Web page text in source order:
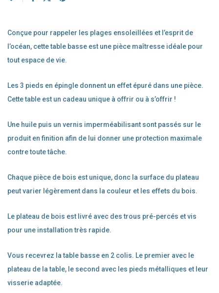
Conçue pour rappeler les plages ensoleillées et l’esprit de
l’océan, cette table basse est une pièce maîtresse idéale pour
tout espace de vie.
Les 3 pieds en épingle donnent un effet épuré dans une pièce.
Cette table est un cadeau unique à offrir ou à s’offrir !
Une huile puis un vernis imperméabilisant sont passés sur le
produit en finition afin de lui donner une protection maximale
contre toute tâche.
Chaque pièce de bois est unique, donc la surface du plateau
peut varier légèrement dans la couleur et les effets du bois.
Le plateau de bois est livré avec des trous pré-percés et vis
pour une installation très rapide.
Vous recevrez la table basse en 2 colis. Le premier avec le
plateau de la table, le second avec les pieds métalliques et leur
visserie adaptée.